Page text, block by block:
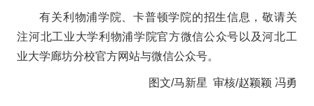
有关利物浦学院、卡普顿学院的招生信息，敬请关
注河北工业大学利物浦学院官方微信公众号以及河北工
业大学廊坊分校官方网站与微信公众号。
图文/马新星 审核/赵颖颖 冯勇